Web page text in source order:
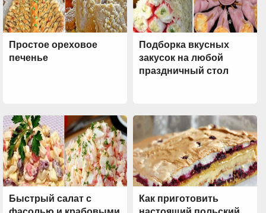
Простое ореховое
печенье
Подборка вкусных
закусок на любой
праздничный стол
Быстрый салат с
Как приготовить